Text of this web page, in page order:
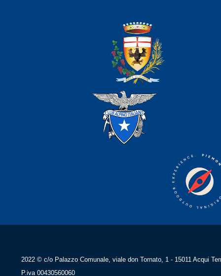
2022 © c/o Palazzo Comunale, viale don Tornato, 1 - 15011 Acqui
P.iva 00430560060